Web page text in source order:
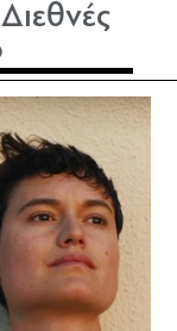
Διεθνές